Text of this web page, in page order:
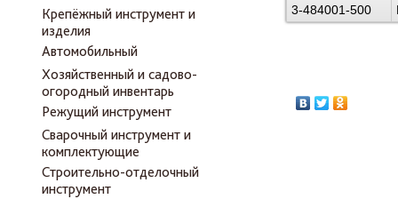
Крепёжный инструмент и
изделия
Автомобильный
Хозяйственный и садово-
огородный инвентарь
Режущий инструмент
Сварочный инструмент и
комплектующие
Строительно-отделочный
инструмент
3-484001-500